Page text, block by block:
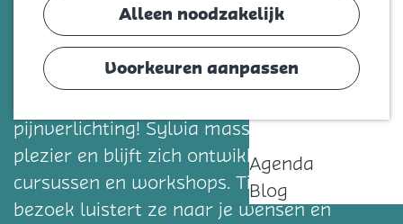
Alleen noodzakelijk
Voorkeuren aanpassen
Blijf
Eten
Slapen
Agenda
Blog
Voeg toe als favorietVoeg toe als
Bij Belde Massagesalon ben je aan het
pijnverlichting! Sylvia masseert met veel
plezier en blijft zich ontwikkelen via
cursussen en workshops. Tijdens je eerste
bezoek luistert ze naar je wensen en